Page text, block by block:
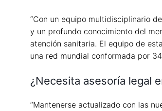
“Con un equipo multidisciplinario
y un profundo conocimiento del
atención sanitaria. El equipo de
una red mundial conformada por
¿Necesita asesoría legal
“Mantenerse actualizado con las